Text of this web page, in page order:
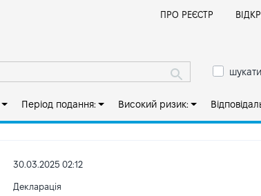
ПРО РЕЄСТР
Період подання: Високий ризик:
30.03.2025 02:12
Декларація